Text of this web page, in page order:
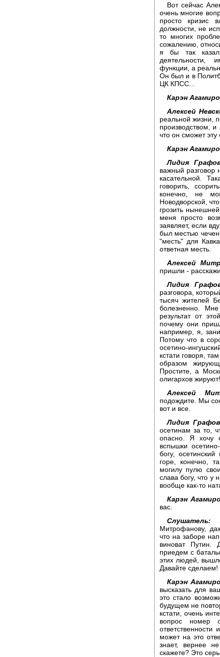
Вот сейчас
очень многие
просто кризис
должности, не
то многих
сожалению,
я бы так
деятельности,
функции, а
Он был и в
ЦК КПСС...
Карэн
Алексей
реальной жизни,
производством,
что он сможет эту
Карэн
Лидия
важный разговор
касательной.
говорить,
конечно, не
Новодворской,
грозить
меня просто
заявляет, если
был местью
"месть" для
ответная месть.
Алексей
пришли -
Лидия
разговора,
тысяч жителей
болезненно.
результат от
почему они
например, я,
Потому что в
осетино-
кстати говоря,
образом
Простите, а
олигархов жируют!
Алексей
подождите. Мы
вот и все.
Лидия
осетинам за то,
опасно. Я хочу
вспышки
богу,
горе, конечно,
могилу пулю
слава богу, что у
вообще как-то
Карэн
вас.
Слушатель:
Митрофанову,
что на заборе
виноват Путин.
приедем с
этих людей,
Давайте сделаем!
Карэн
высказать для
это стало
будущем не
кстати, очень
вопрос
может на это
знает, вернее
скажете? Это